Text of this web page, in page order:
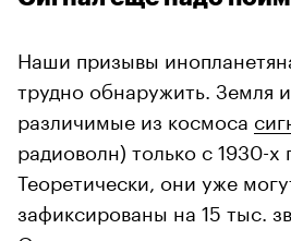
Наши призывы
трудно обнаружить. Земля
различимые из космоса
радиоволн) только с 1930-х
Теоретически, они уже
зафиксированы на 15 тыс.